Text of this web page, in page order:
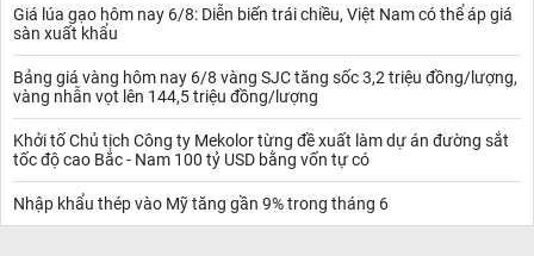
Giá lúa gạo hôm nay 6/8: Diễn biến trái chiều, Việt Nam có thể áp giá
sàn xuất khẩu
Bảng giá vàng hôm nay 6/8 vàng SJC tăng sốc 3,2 triệu đồng/lượng,
vàng nhẫn vọt lên 144,5 triệu đồng/lượng
Khởi tố Chủ tịch Công ty Mekolor từng đề xuất làm dự án đường sắt
tốc độ cao Bắc - Nam 100 tỷ USD bằng vốn tự có
Nhập khẩu thép vào Mỹ tăng gần 9% trong tháng 6